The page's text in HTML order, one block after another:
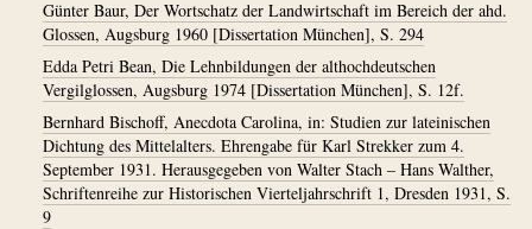
Günter Baur, Der Wortschatz der Landwirtschaft im Bereich der ahd.
Glossen, Augsburg 1960 [Dissertation München], S. 294
Edda Petri Bean, Die Lehnbildungen der althochdeutschen
Vergilglossen, Augsburg 1974 [Dissertation München], S. 12f.
Bernhard Bischoff, Anecdota Carolina, in: Studien zur lateinischen
Dichtung des Mittelalters. Ehrengabe für Karl Strekker zum 4.
September 1931. Herausgegeben von Walter Stach – Hans Walther,
Schriftenreihe zur Historischen Vierteljahrschrift 1, Dresden 1931, S.
9